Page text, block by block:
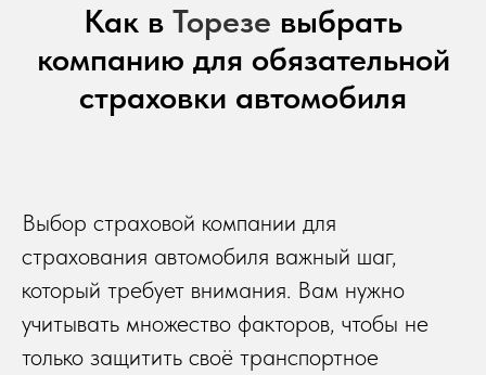
Как в Торезе выбрать
компанию для обязательной
страховки автомобиля
Выбор страховой компании для
страхования автомобиля важный шаг,
который требует внимания. Вам нужно
учитывать множество факторов, чтобы не
только защитить своё транспортное